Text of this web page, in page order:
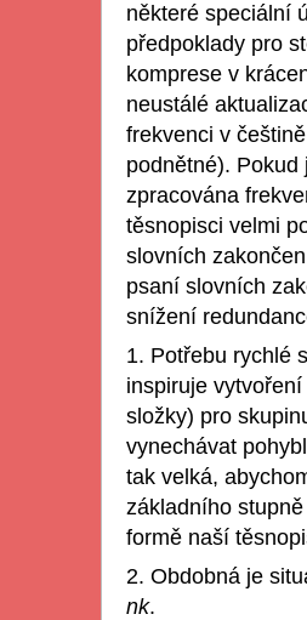
některé speciální
předpoklady pro
komprese v
neustálé
frekvenci v
podnětné). Pokud
zpracována
těsnopisci velmi
slovních
psaní slovních
snížení
1. Potřebu rychlé
inspiruje
složky) pro
vynechávat
tak velká,
základního
formě naší
2. Obdobná je
nk.